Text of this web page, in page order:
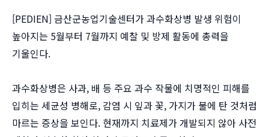
[PEDIEN] 금산군농업기술센터가 과수화상병 발생 위험이
높아지는 5월부터 7월까지 예찰 및 방제 활동에 총력을
기울인다.
과수화상병은 사과, 배 등 주요 과수 작물에 치명적인 피해를
입히는 세균성 병해로, 감염 시 잎과 꽃, 가지가 불에 탄 것처럼
마르는 증상을 보인다. 현재까지 치료제가 개발되지 않아 사전